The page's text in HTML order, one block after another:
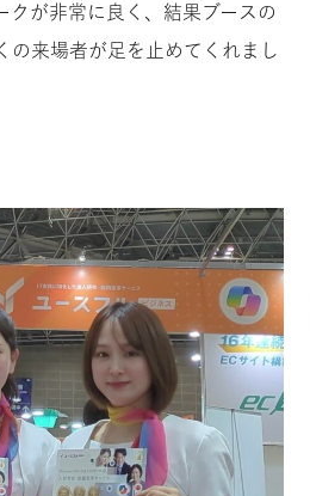
クが非常に良く、結果ブースの
の来場者が足を止めてくれまし